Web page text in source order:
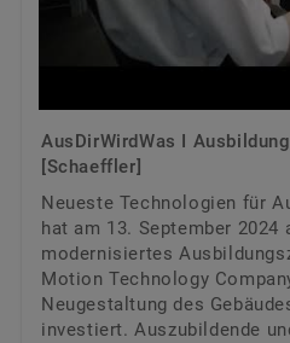
AusDirWirdWas I
[Schaeffler]
Neueste Technologien für
hat am 13. September 2024
modernisiertes
Motion Technology
Neugestaltung des
investiert. Auszubildende